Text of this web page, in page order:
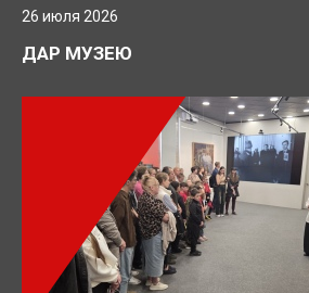
26 июля 2026
ДАР МУЗЕЮ